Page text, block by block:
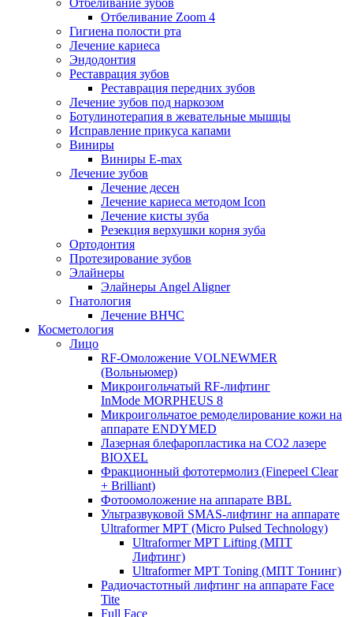
Отбеливание зубов
Отбеливание Zoom 4
Гигиена полости рта
Лечение кариеса
Эндодонтия
Реставрация зубов
Реставрация передних зубов
Лечение зубов под наркозом
Ботулинотерапия в жевательные мышцы
Исправление прикуса капами
Виниры
Виниры E-max
Лечение зубов
Лечение десен
Лечение кариеса методом Icon
Лечение кисты зуба
Резекция верхушки корня зуба
Ортодонтия
Протезирование зубов
Элайнеры
Элайнеры Angel Aligner
Гнатология
Лечение ВНЧС
Косметология
Лицо
RF-Омоложение VOLNEWMER
(Вольньюмер)
Микроигольчатый RF-лифтинг
InMode MORPHEUS 8
Микроигольчатое ремоделирование кожи на
аппарате ENDYMED
Лазерная блефаропластика на CO2 лазере
BIOXEL
Фракционный фототермолиз (Finepeel Clear
+ Brilliant)
Фотоомоложение на аппарате BBL
Ультразвуковой SMAS-лифтинг на аппарате
Ultraformer MPT (Micro Pulsed Technology)
Ultraformer MPT Lifting (МПТ
Лифтинг)
Ultraformer MPT Toning (МПТ Тонинг)
Радиочастотный лифтинг на аппарате Face
Tite
Full Face